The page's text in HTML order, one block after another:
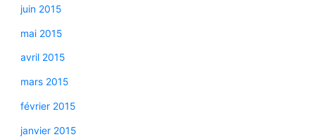
juin 2015
mai 2015
avril 2015
mars 2015
février 2015
janvier 2015